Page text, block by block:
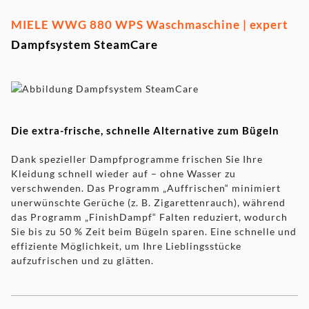
MIELE WWG 880 WPS Waschmaschine | expert
Dampfsystem SteamCare
Die extra-frische, schnelle Alternative zum Bügeln
Dank spezieller Dampfprogramme frischen Sie Ihre
Kleidung schnell wieder auf – ohne Wasser zu
verschwenden. Das Programm „Auffrischen“ minimiert
unerwünschte Gerüche (z. B. Zigarettenrauch), während
das Programm „FinishDampf“ Falten reduziert, wodurch
Sie bis zu 50 % Zeit beim Bügeln sparen. Eine schnelle und
effiziente Möglichkeit, um Ihre Lieblingsstücke
aufzufrischen und zu glätten.